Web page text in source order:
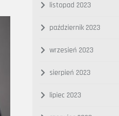
listopad 2023
październik 2023
wrzesień 2023
sierpień 2023
lipiec 2023